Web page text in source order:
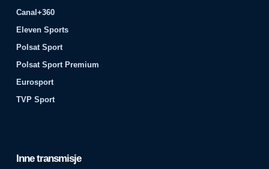
Canal+360
Eleven Sports
Polsat Sport
Polsat Sport Premium
Eurosport
TVP Sport
Inne transmisje